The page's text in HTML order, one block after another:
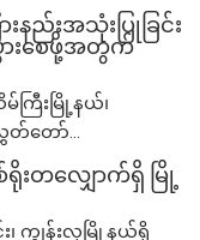
နည်းအသုံးပြုခြင်း
ပွားစေဖို့အတွက်
မ်ကြီးမြို့နယ်၊
တ်တော်...
းတလျှောက်ရှိ မြို့
၊ ကျွန်းလှမြို့နယ်ရှိ